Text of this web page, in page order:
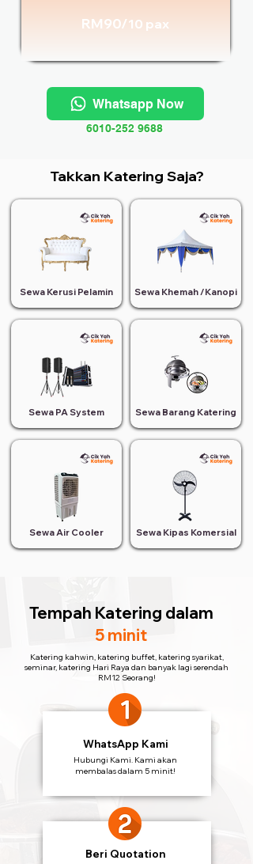
RM90/10 pax
Whatsapp Now
6010-252 9688
Takkan Katering Saja?
Sewa Kerusi Pelamin
Sewa PA System
Sewa Air Cooler
Sewa Khemah /Kanopi
Sewa Barang Katering
Sewa Kipas Komersial
Tempah Katering dalam
5 minit
Katering kahwin, katering buffet, katering syarikat,
seminar, katering Hari Raya dan banyak lagi serendah
RM12 Seorang!
WhatsApp Kami
Hubungi Kami. Kami akan
membalas dalam 5 minit!
Beri Quotation